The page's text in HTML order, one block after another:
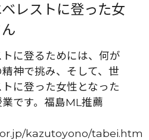
レストに登った女
に登るためには、何が
神で挑み、そして、世
に登った女性となった
です。福島ML推薦
kazutoyono/tabei.htm